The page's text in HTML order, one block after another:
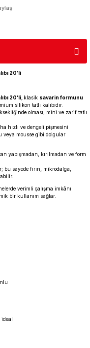
20’li
20’li, klasik savarin formunu
silikon tatlı kalıbıdır.
olması, mini ve zarif tatlı
hızlı ve dengeli pişmesini
veya mousse gibi dolgular
yapışmadan, kırılmadan ve form
bu sayede fırın, mikrodalga,
verimli çalışma imkânı
bir kullanım sağlar.
ideal